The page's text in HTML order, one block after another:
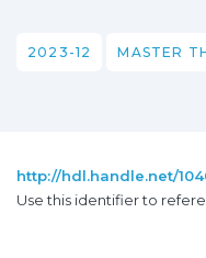
2023-12 MASTER
http://hdl.handle.net/
Use this identifier to